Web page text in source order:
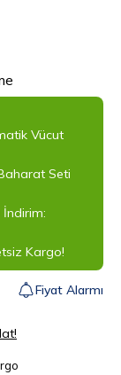
Vücut
Seti
İndirim:
Kargo!
Fiyat Alarmı